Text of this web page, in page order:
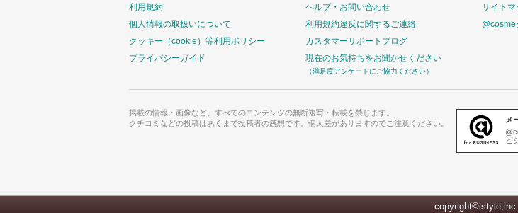
利用規約
個人情報の取扱いについて
クッキー（cookie）等利用ポリシー
プライバシーガイド
ヘルプ・お問い合わせ
利用規約違反に関するご連絡
カスタマーサポートブログ
現在のお気持ちをお聞かせください
（満足度アンケートにご協力ください）
サイトマ
掲載の情報・画像など、すべてのコンテンツの無断複写・転載を禁じます。
クチコミなどの投稿はあくまで投稿者の感想です。個人差がありますのでご注意ください。
メ
ビ
copyright©istyle,inc.